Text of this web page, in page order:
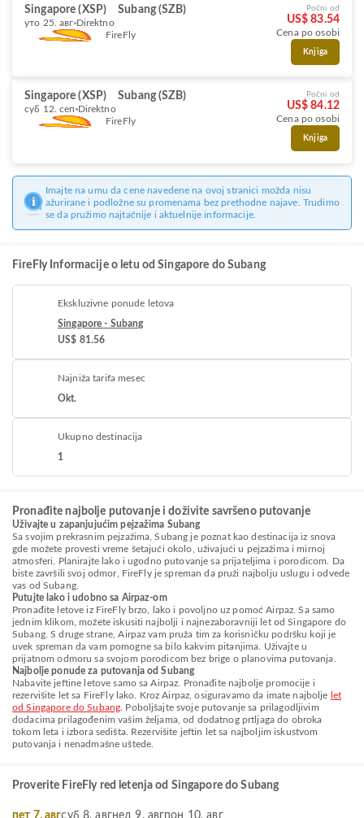
Singapore (XSP) Subang (SZB)
уто 25. авг Direktno
FireFly
Počni od
US$ 83.54
Cena po osobi
Knjiga
Singapore (XSP) Subang (SZB)
суб 12. сеп Direktno
FireFly
Počni od
US$ 84.12
Cena po osobi
Knjiga
Imajte na umu da cene navedene na ovoj stranici možda nisu
ažurirane i podložne su promenama bez prethodne najave. Trudimo
se da pružimo najtačnije i aktuelnije informacije.
FireFly Informacije o letu od Singapore do Subang
Ekskluzivne ponude letova
Singapore - Subang
US$ 81.56
Najniža tarifa mesec
Okt.
Ukupno destinacija
1
Pronađite najbolje putovanje i doživite savršeno putovanje
Uživajte u zapanjujućim pejzažima Subang
Sa svojim prekrasnim pejzažima, Subang je poznat kao destinacija iz snova
gde možete provesti vreme šetajući okolo, uživajući u pejzažima i mirnoj
atmosferi. Planirajte lako i ugodno putovanje sa prijateljima i porodicom. Da
biste završili svoj odmor, FireFly je spreman da pruži najbolju uslugu i odvede
vas od Subang.
Putujte lako i udobno sa Airpaz-om
Pronađite letove iz FireFly brzo, lako i povoljno uz pomoć Airpaz. Sa samo
jednim klikom, možete iskusiti najbolji i najnezaboravniji let od Singapore do
Subang. S druge strane, Airpaz vam pruža tim za korisničku podršku koji je
uvek spreman da vam pomogne sa bilo kakvim pitanjima. Uživajte u
prijatnom odmoru sa svojom porodicom bez brige o planovima putovanja.
Najbolje ponude za putovanja od Subang
Nabavite jeftine letove samo sa Airpaz. Pronađite najbolje promocije i
rezervišite let sa FireFly lako. Kroz Airpaz, osiguravamo da imate najbolje let
od Singapore do Subang . Poboljšajte svoje putovanje sa prilagodljivim
dodacima prilagođenim vašim željama, od dodatnog prtljaga do obroka
tokom leta i izbora sedišta. Rezervišite jeftin let sa najboljim iskustvom
putovanja i nenadmašne uštede.
Proverite FireFly red letenja od Singapore do Subang
пет 7. авгсуб 8. авгнед 9. авгпон 10. авг